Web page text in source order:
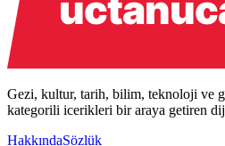
Gezi, kultur, tarih, bilim, teknoloji ve
kategorili icerikleri bir araya getiren
HakkındaSözlük